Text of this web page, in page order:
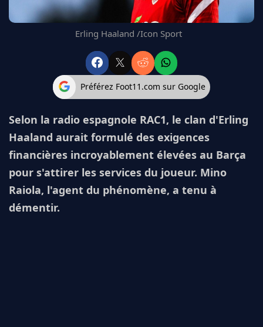
ARSENAL
BAYERN
L'AVIS DE LA RÉDAC'Erling Haaland /Icon Sport
Préférez Foot11.com sur Google
Selon la radio espagnole RAC1, le clan d'Erling
Haaland aurait formulé des exigences
financières incroyablement élevées au Barça
pour s'attirer les services du joueur. Mino
Raiola, l'agent du phénomène, a tenu à
démentir.